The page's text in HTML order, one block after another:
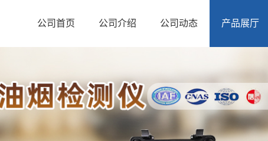
公司首页 公司介绍 公司动态 产品展厅